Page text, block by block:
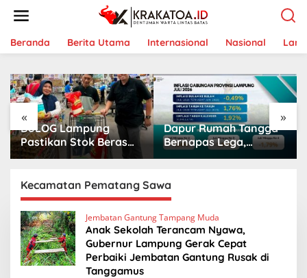
t
Beranda Berita Utama Internasional Nasional
« »
BULOG Lampung
Pastikan Stok Beras
Aman, Beras Premium
di Retail Modern
Dapur Rumah Tangga
Bernapas Lega,
Lampung Jadi Provinsi
Pangannya se-
Sumatera
Kecamatan Pematang Sawa
Jembatan Gantung Tampang Muda
Anak Sekolah Terancam Nyawa,
Gubernur Lampung Gerak Cepat
Perbaiki Jembatan Gantung Rusak di
Tanggamus